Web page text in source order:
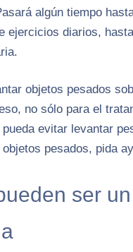
algún tiempo
ejercicios diarios,
objetos pesados
no sólo para el
evitar levantar
pesados, pida
ser